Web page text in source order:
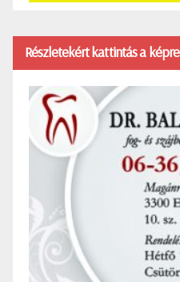
Részletekért kattintás a képre